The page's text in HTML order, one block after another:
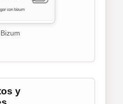
Bizum
y